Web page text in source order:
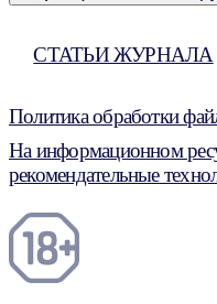
СТАТЬИ ЖУРНАЛА
Политика обработки
На информационном
рекомендательные